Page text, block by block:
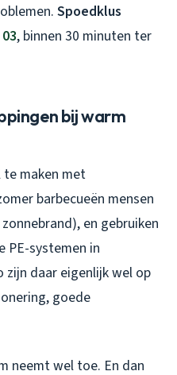
Spoedklus
, binnen 30 minuten ter
bij warm
maken met
barbecueën mensen
en gebruiken
PE-systemen in
zijn daar eigenlijk wel op
goede
neemt wel toe. En dan